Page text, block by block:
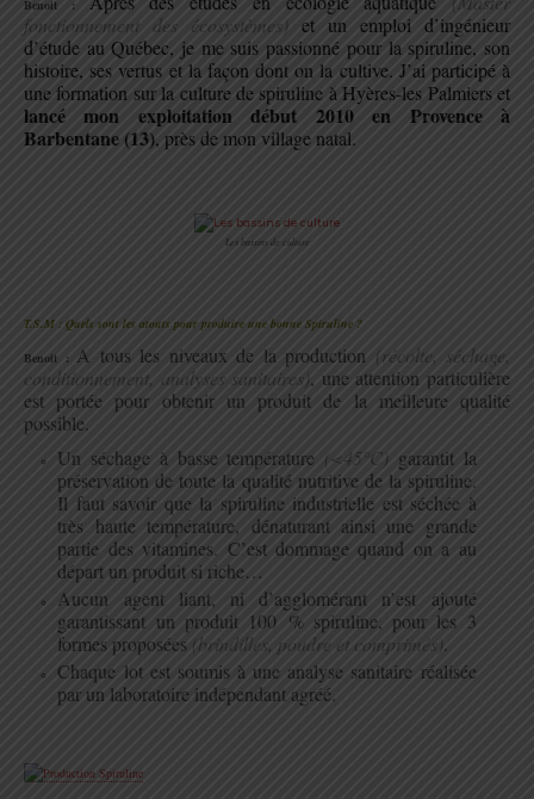
Benoit :
fonctionnement des écosystèmes) et un emploi d’ingénieur
d’étude au Québec, je me suis passionné pour la spiruline, son
histoire, ses vertus et la façon dont on la cultive. J’ai participé à
une formation sur la culture de spiruline à Hyères-les Palmiers et
lancé mon exploitation début 2010 en Provence à
Barbentane (13), près de mon village natal.
Les bassins de culture
T.S.M : Quels sont les atouts pour produire une bonne Spiruline ?
Benoit : A tous les niveaux de la production (récolte, séchage,
conditionnement, analyses sanitaires) , une attention particulière
est portée pour obtenir un produit de la meilleure qualité
possible.
Un séchage à basse température (<45°C) garantit la
préservation de toute la qualité nutritive de la spiruline.
Il faut savoir que la spiruline industrielle est séchée à
très haute température, dénaturant ainsi une grande
partie des vitamines. C’est dommage quand on a au
départ un produit si riche…
Aucun agent liant, ni d’agglomérant n’est ajouté
garantissant un produit 100 % spiruline, pour les 3
formes proposées (brindilles, poudre et comprimés).
Chaque lot est soumis à une analyse sanitaire réalisée
par un laboratoire indépendant agréé.